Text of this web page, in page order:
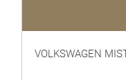
VOLKSWAGEN